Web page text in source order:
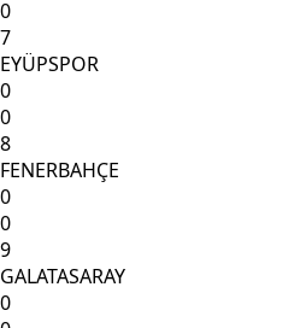
0
7
EYÜPSPOR
0
0
8
FENERBAHÇE
0
0
9
GALATASARAY
0